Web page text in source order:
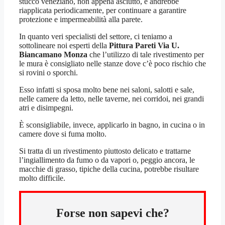
riapplicata periodicamente, per continuare a garantire
protezione e impermeabilità alla parete.
In quanto veri specialisti del settore, ci teniamo a
sottolineare noi esperti della Pittura Pareti Via U.
Biancamano Monza che l’utilizzo di tale rivestimento per
le mura è consigliato nelle stanze dove c’è poco rischio che
si rovini o sporchi.
Esso infatti si sposa molto bene nei saloni, salotti e sale,
nelle camere da letto, nelle taverne, nei corridoi, nei grandi
atri e disimpegni.
È sconsigliabile, invece, applicarlo in bagno, in cucina o in
camere dove si fuma molto.
Si tratta di un rivestimento piuttosto delicato e trattarne
l’ingiallimento da fumo o da vapori o, peggio ancora, le
macchie di grasso, tipiche della cucina, potrebbe risultare
molto difficile.
Forse non sapevi che?